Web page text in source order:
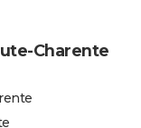
Charente